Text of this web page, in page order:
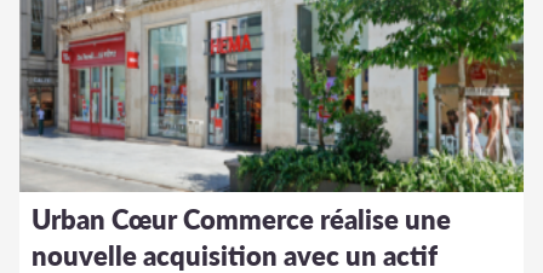
Urban Cœur Commerce réalise une
nouvelle acquisition avec un actif